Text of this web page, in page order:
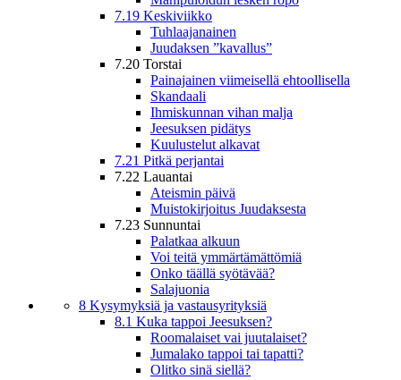
7.19 Keskiviikko
Tuhlaajanainen
Juudaksen ”kavallus”
7.20 Torstai
Painajainen viimeisellä ehtoollisella
Skandaali
Ihmiskunnan vihan malja
Jeesuksen pidätys
Kuulustelut alkavat
7.21 Pitkä perjantai
7.22 Lauantai
Ateismin päivä
Muistokirjoitus Juudaksesta
7.23 Sunnuntai
Palatkaa alkuun
Voi teitä ymmärtämättömiä
Onko täällä syötävää?
Salajuonia
8 Kysymyksiä ja vastausyrityksiä
8.1 Kuka tappoi Jeesuksen?
Roomalaiset vai juutalaiset?
Jumalako tappoi tai tapatti?
Olitko sinä siellä?